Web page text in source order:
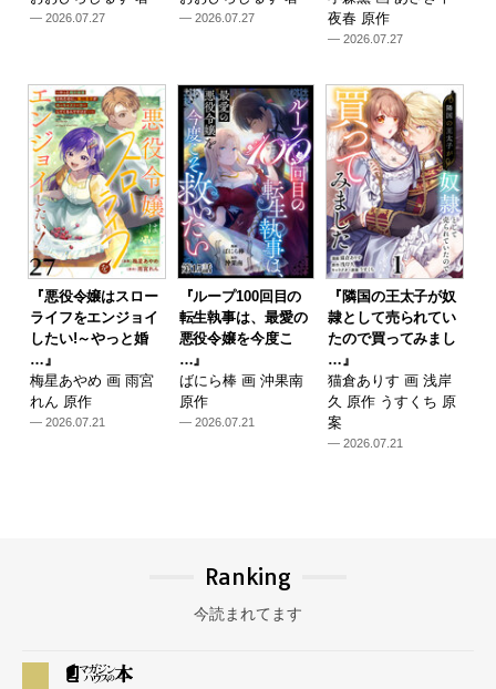
— 2026.07.27 — 2026.07.27
夜春 原作
— 2026.07.27
『悪役令嬢はスロー
ライフをエンジョイ
したい!～やっと婚
…』
梅星あやめ 画 雨宮
れん 原作
— 2026.07.21
『ループ100回目の
転生執事は、最愛の
悪役令嬢を今度こ
…』
ばにら棒 画 沖果南
原作
— 2026.07.21
『隣国の王太子が奴
隷として売られてい
たので買ってみまし
…』
猫倉ありす 画 浅岸
久 原作 うすくち 原
案
— 2026.07.21
Ranking
今読まれてます